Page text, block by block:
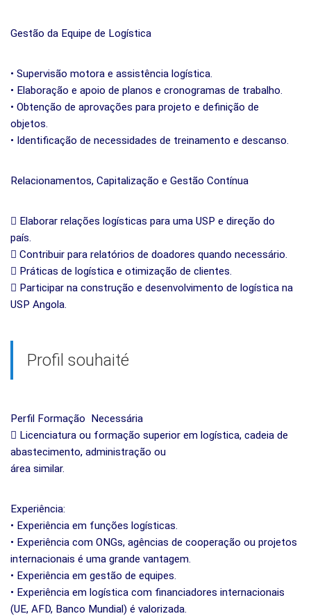
Gestão da Equipe de Logística
• Supervisão motora e assistência logística.
• Elaboração e apoio de planos e cronogramas de trabalho.
• Obtenção de aprovações para projeto e definição de
objetos.
• Identificação de necessidades de treinamento e descanso.
Relacionamentos, Capitalização e Gestão Contínua
 Elaborar relações logísticas para uma USP e direção do
país.
 Contribuir para relatórios de doadores quando necessário.
 Práticas de logística e otimização de clientes.
 Participar na construção e desenvolvimento de logística na
USP Angola.
Profil souhaité
Perfil Formação Necessária
 Licenciatura ou formação superior em logística, cadeia de
abastecimento, administração ou
área similar.
Experiência:
• Experiência em funções logísticas.
• Experiência com ONGs, agências de cooperação ou projetos
internacionais é uma grande vantagem.
• Experiência em gestão de equipes.
• Experiência em logística com financiadores internacionais
(UE, AFD, Banco Mundial) é valorizada.